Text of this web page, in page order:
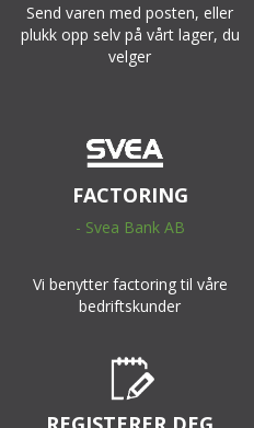
Send varen med posten, eller
plukk opp selv på vårt lager, du
velger
FACTORING
- Svea Bank AB
Vi benytter factoring til våre
bedriftskunder